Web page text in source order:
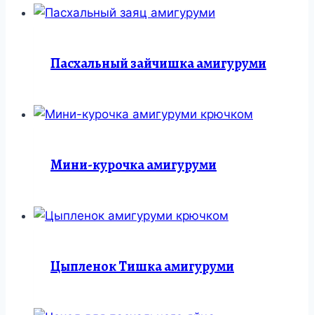
Пасхальный зайчишка амигуруми
Мини-курочка амигуруми
Цыпленок Тишка амигуруми